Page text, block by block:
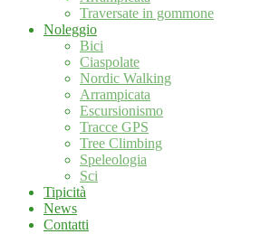
Traversate in gommone
Noleggio
Bici
Ciaspolate
Nordic Walking
Arrampicata
Escursionismo
Tracce GPS
Tree Climbing
Speleologia
Sci
Tipicità
News
Contatti